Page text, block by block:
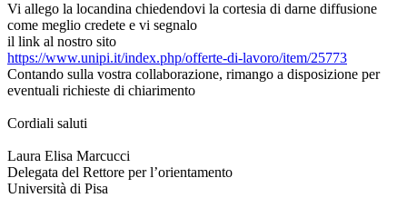
Vi allego la locandina chiedendovi la cortesia di darne diffusione
come meglio credete e vi segnalo
il link al nostro sito
https://www.unipi.it/index.php/offerte-di-lavoro/item/25773
Contando sulla vostra collaborazione, rimango a disposizione per
eventuali richieste di chiarimento
Cordiali saluti
Laura Elisa Marcucci
Delegata del Rettore per l’orientamento
Università di Pisa